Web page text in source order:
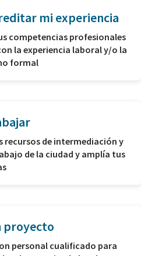
mi experiencia
competencias profesionales
la experiencia laboral y/o la
formal
recursos de intermediación y
de la ciudad y amplía tus
proyecto
personal cualificado para